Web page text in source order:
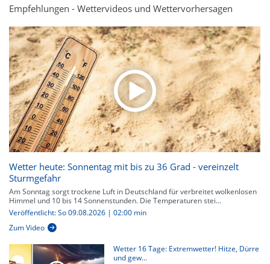
Empfehlungen - Wettervideos und Wettervorhersagen
Wetter heute: Sonnentag mit bis zu 36 Grad - vereinzelt
Sturmgefahr
Am Sonntag sorgt trockene Luft in Deutschland für verbreitet wolkenlosen
Himmel und 10 bis 14 Sonnenstunden. Die Temperaturen stei...
Veröffentlicht: So 09.08.2026 | 02:00 min
Zum Video
Wetter 16 Tage: Extremwetter! Hitze, Dürre
und gew...